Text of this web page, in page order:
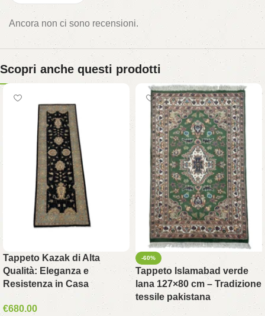
Ancora non ci sono recensioni.
Scopri anche questi prodotti
Tappeto Kazak di Alta
Qualità: Eleganza e
Resistenza in Casa
€680.00
-60%
Tappeto Islamabad verde
lana 127×80 cm – Tradizione
tessile pakistana